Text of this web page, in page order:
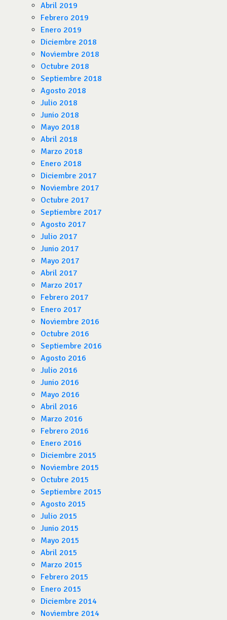
Abril 2019
Febrero 2019
Enero 2019
Diciembre 2018
Noviembre 2018
Octubre 2018
Septiembre 2018
Agosto 2018
Julio 2018
Junio 2018
Mayo 2018
Abril 2018
Marzo 2018
Enero 2018
Diciembre 2017
Noviembre 2017
Octubre 2017
Septiembre 2017
Agosto 2017
Julio 2017
Junio 2017
Mayo 2017
Abril 2017
Marzo 2017
Febrero 2017
Enero 2017
Noviembre 2016
Octubre 2016
Septiembre 2016
Agosto 2016
Julio 2016
Junio 2016
Mayo 2016
Abril 2016
Marzo 2016
Febrero 2016
Enero 2016
Diciembre 2015
Noviembre 2015
Octubre 2015
Septiembre 2015
Agosto 2015
Julio 2015
Junio 2015
Mayo 2015
Abril 2015
Marzo 2015
Febrero 2015
Enero 2015
Diciembre 2014
Noviembre 2014